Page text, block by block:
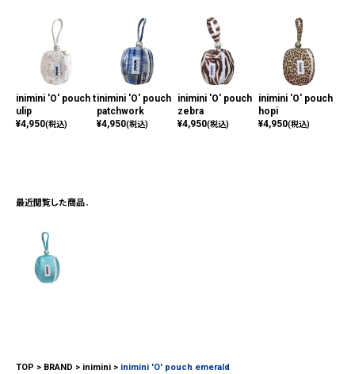
inimini 'O' pouch t
ulip
¥4,950(税込)
inimini 'O' pouch
patchwork
¥4,950(税込)
inimini 'O' pouch
zebra
¥4,950(税込)
inimini 'O' pouch
hopi
¥4,950(税込)
最近閲覧した商品
TOP BRAND inimini inimini 'O' pouch emerald